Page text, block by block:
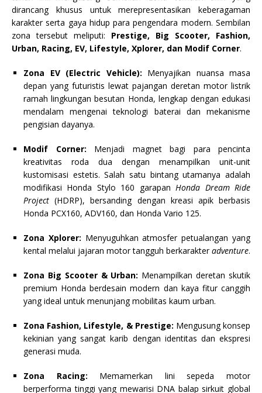
dirancang khusus untuk merepresentasikan keberagaman
karakter serta gaya hidup para pengendara modern. Sembilan
zona tersebut meliputi: Prestige, Big Scooter, Fashion,
Urban, Racing, EV, Lifestyle, Xplorer, dan Modif Corner.
Zona EV (Electric Vehicle): Menyajikan nuansa masa
depan yang futuristis lewat pajangan deretan motor listrik
ramah lingkungan besutan Honda, lengkap dengan edukasi
mendalam mengenai teknologi baterai dan mekanisme
pengisian dayanya.
Modif Corner: Menjadi magnet bagi para pencinta
kreativitas roda dua dengan menampilkan unit-unit
kustomisasi estetis. Salah satu bintang utamanya adalah
modifikasi Honda Stylo 160 garapanHonda Dream Ride
Project (HDRP), bersanding dengan kreasi apik berbasis
Honda PCX160, ADV160, dan Honda Vario 125.
Zona Xplorer: Menyuguhkan atmosfer petualangan yang
kental melalui jajaran motor tangguh berkarakteradventure.
Zona Big Scooter & Urban: Menampilkan deretan skutik
premium Honda berdesain modern dan kaya fitur canggih
yang ideal untuk menunjang mobilitas kaum urban.
Zona Fashion, Lifestyle, & Prestige: Mengusung konsep
kekinian yang sangat karib dengan identitas dan ekspresi
generasi muda.
Zona Racing: Memamerkan lini sepeda motor
berperforma tinggi yang mewarisi DNA balap sirkuit global